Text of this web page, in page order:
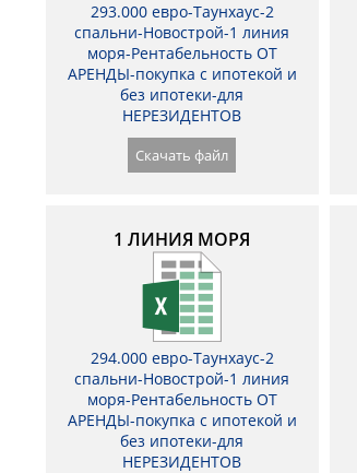
293.000 евро-Таунхаус-2
спальни-Новострой-1 линия
моря-Рентабельность ОТ
АРЕНДЫ-покупка с ипотекой и
без ипотеки-для
НЕРЕЗИДЕНТОВ
Скачать файл
1 ЛИНИЯ МОРЯ
294.000 евро-Таунхаус-2
спальни-Новострой-1 линия
моря-Рентабельность ОТ
АРЕНДЫ-покупка с ипотекой и
без ипотеки-для
НЕРЕЗИДЕНТОВ